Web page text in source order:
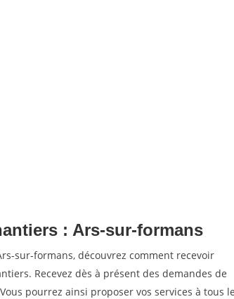
: Ars-sur-formans
sur-formans, découvrez comment recevoir
Recevez dès à présent des demandes de
pourrez ainsi proposer vos services à tous